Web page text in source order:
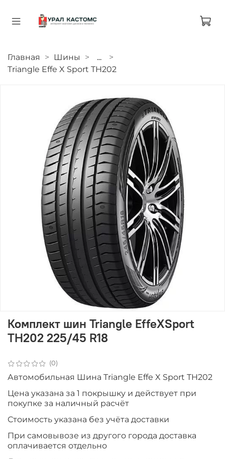
Главная Шины
...
Triangle Effe X Sport TH202
(0)
Комплект шин Triangle EffeXSport
TH202 225/45 R18
Автомобильная Шина Triangle Effe X Sport TH202
Цена указана за 1 покрышку и действует при
покупке за наличный расчёт
Стоимость указана без учёта доставки
При самовывозе из другого города доставка
оплачивается отдельно